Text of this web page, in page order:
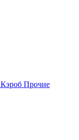
Кэроб Прочие